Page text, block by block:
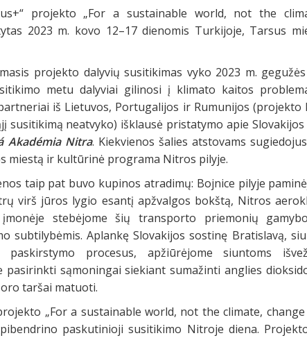
projekto „For a sustainable world, not the
2023 m. kovo 12–17 dienomis Turkijoje, Tarsus
projekto dalyvių susitikimas vyko 2023 m.
metu dalyviai gilinosi į klimato kaitos
iš Lietuvos, Portugalijos ir Rumunijos
susitikimą neatvyko) išklausė pristatymo apie
Akadémia Nitra. Kiekvienos šalies atstovams
miestą ir kultūrinė programa Nitros pilyje.
taip pat buvo kupinos atradimų: Bojnice pilyje
virš jūros lygio esantį apžvalgos bokštą, Nitros
stebėjome šių transporto priemonių
subtilybėmis. Aplankę Slovakijos sostinę Bratislavą,
paskirstymo procesus, apžiūrėjome siuntoms
pasirinkti sąmoningai siekiant sumažinti anglies
taršai matuoti.
„For a sustainable world, not the climate,
paskutinioji susitikimo Nitroje diena.